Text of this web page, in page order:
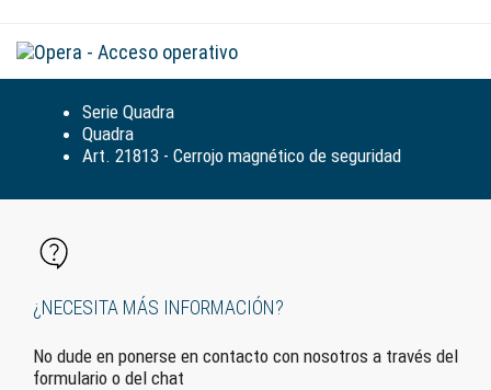
la
Serie Quadra
Quadra
Art. 21813 - Cerrojo magnético de seguridad
¿NECESITA MÁS INFORMACIÓN?
No dude en ponerse en contacto con nosotros a través del
formulario o del chat